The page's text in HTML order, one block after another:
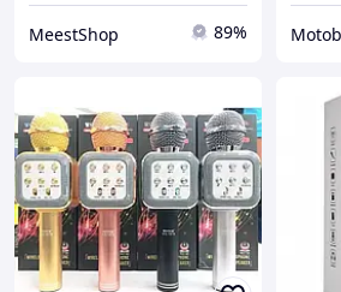
MeestShop 89%